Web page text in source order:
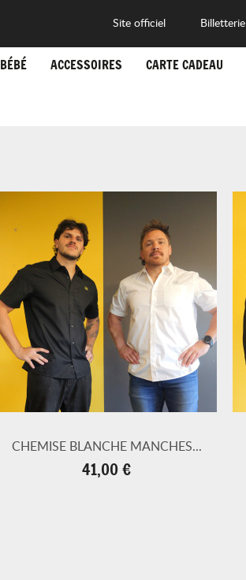
Site officiel Billetterie
BÉBÉ ACCESSOIRES CARTE CADEAU
CHEMISE BLANCHE MANCHES...
Prix
41,00 €